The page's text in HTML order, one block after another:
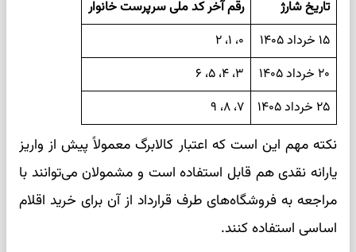
تاریخ شارژ
رقم آخر کد ملی سرپرست خانوار
۱۵ خرداد ۱۴۰۵
۰، ۱، ۲
۲۰ خرداد ۱۴۰۵
۳، ۴، ۵، ۶
۲۵ خرداد ۱۴۰۵
۷، ۸، ۹
نکته مهم این است که اعتبار کالابرگ معمولاً پیش از واریز
یارانه نقدی هم قابل استفاده است و مشمولان می‌توانند با
مراجعه به فروشگاه‌های طرف قرارداد از آن برای خرید اقلام
اساسی استفاده کنند.